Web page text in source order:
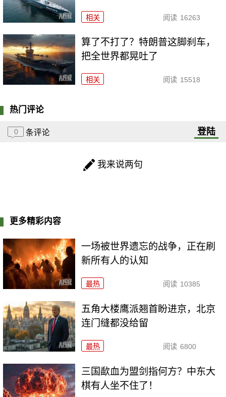
相关 阅读 16263
算了不打了？特朗普这脚刹车，
把全世界都晃吐了
相关 阅读 15518
热门评论
0 条评论 登陆
我来说两句
更多精彩内容
一场被世界遗忘的战争，正在刷
新所有人的认知
最热 阅读 10385
五角大楼鹰派翘首盼进京，北京
连门缝都没给留
最热 阅读 6800
三国歃血为盟剑指何方？中东大
棋有人坐不住了！